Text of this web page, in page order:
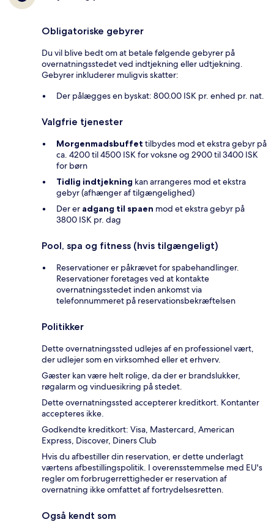
Obligatoriske gebyrer
Du vil blive bedt om at betale følgende gebyrer på
overnatningsstedet ved indtjekning eller udtjekning.
Gebyrer inkluderer muligvis skatter:
Der pålægges en byskat: 800.00 ISK pr. enhed pr. nat.
Valgfrie tjenester
Morgenmadsbuffet tilbydes mod et ekstra gebyr på
ca. 4200 til 4500 ISK for voksne og 2900 til 3400 ISK
for børn
Tidlig indtjekning kan arrangeres mod et ekstra
gebyr (afhænger af tilgængelighed)
Der er adgang til spaen mod et ekstra gebyr på
3800 ISK pr. dag
Pool, spa og fitness (hvis tilgængeligt)
Reservationer er påkrævet for spabehandlinger.
Reservationer foretages ved at kontakte
overnatningsstedet inden ankomst via
telefonnummeret på reservationsbekræftelsen
Politikker
Dette overnatningssted udlejes af en professionel vært,
der udlejer som en virksomhed eller et erhverv.
Gæster kan være helt rolige, da der er brandslukker,
røgalarm og vinduesikring på stedet.
Dette overnatningssted accepterer kreditkort. Kontanter
accepteres ikke.
Godkendte kreditkort: Visa, Mastercard, American
Express, Discover, Diners Club
Hvis du afbestiller din reservation, er dette underlagt
værtens afbestillingspolitik. I overensstemmelse med EU's
regler om forbrugerrettigheder er reservation af
overnatning ikke omfattet af fortrydelsesretten.
Også kendt som